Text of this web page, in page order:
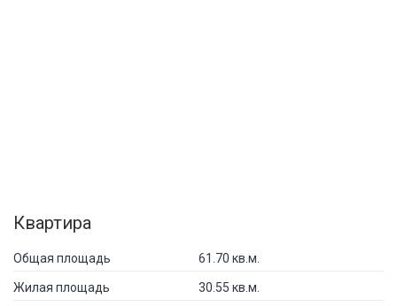
Квартира
Общая площадь 61.70 кв.м.
Жилая площадь 30.55 кв.м.